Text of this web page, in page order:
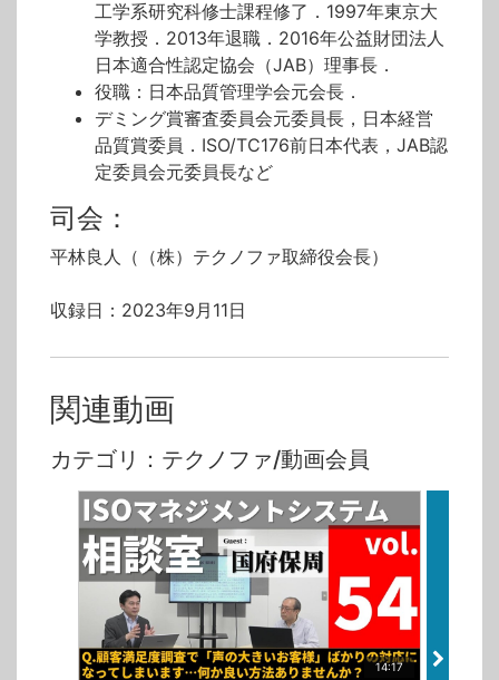
工学系研究科修士課程修了．1997年東京大
学教授．2013年退職．2016年公益財団法人
日本適合性認定協会（JAB）理事長．
役職：日本品質管理学会元会長．
デミング賞審査委員会元委員長，日本経営
品質賞委員．ISO/TC176前日本代表，JAB認
定委員会元委員長など
司会：
平林良人（（株）テクノファ取締役会長）
収録日：2023年9月11日
関連動画
カテゴリ：テクノファ/動画会員
14:17